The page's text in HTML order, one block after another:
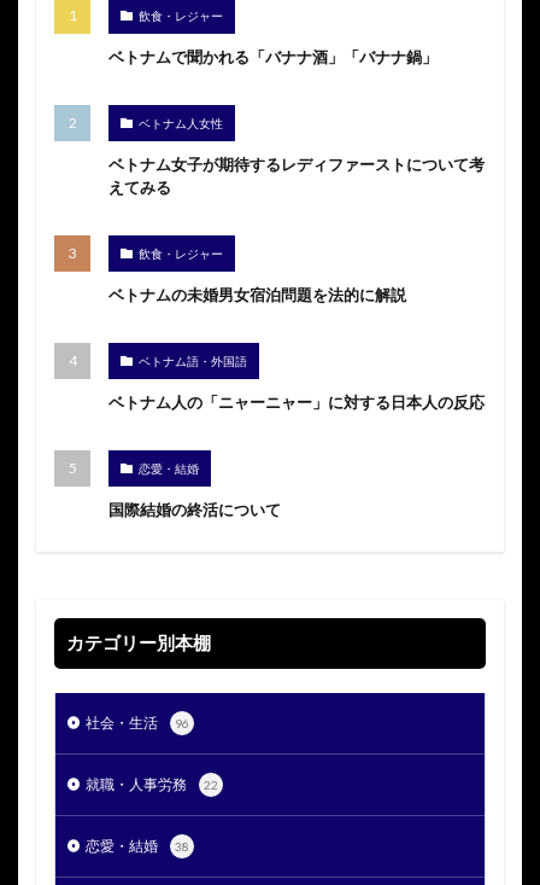
飲食・レジャー
ベトナムで聞かれる「バナナ酒」「バナナ鍋」
ベトナム人女性
ベトナム女子が期待するレディファーストについて考
えてみる
飲食・レジャー
ベトナムの未婚男女宿泊問題を法的に解説
ベトナム語・外国語
ベトナム人の「ニャーニャー」に対する日本人の反応
恋愛・結婚
国際結婚の終活について
カテゴリー別本棚
社会・生活 96
就職・人事労務 22
恋愛・結婚 38